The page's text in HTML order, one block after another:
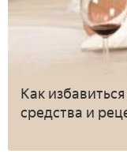
Как
средства и